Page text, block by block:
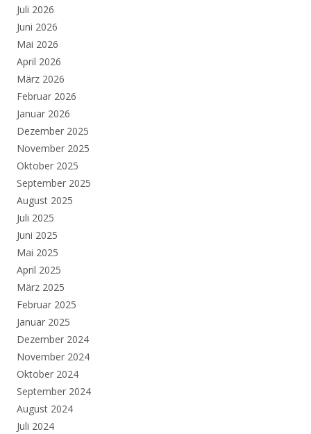
Juli 2026
Juni 2026
Mai 2026
April 2026
März 2026
Februar 2026
Januar 2026
Dezember 2025
November 2025
Oktober 2025
September 2025
August 2025
Juli 2025
Juni 2025
Mai 2025
April 2025
März 2025
Februar 2025
Januar 2025
Dezember 2024
November 2024
Oktober 2024
September 2024
August 2024
Juli 2024